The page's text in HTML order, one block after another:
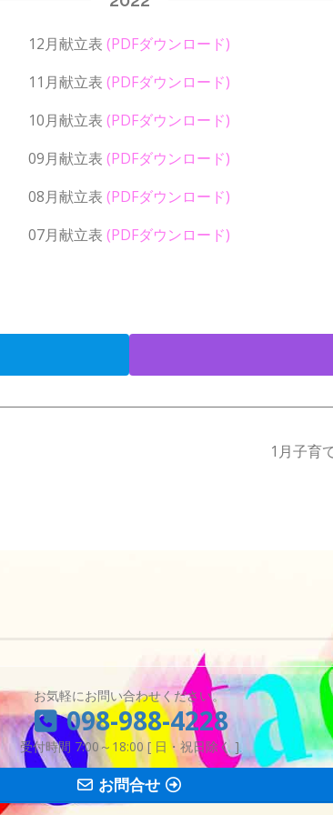
12月献立表 (PDFダウンロード)
11月献立表 (PDFダウンロード)
10月献立表 (PDFダウンロード)
09月献立表 (PDFダウンロード)
08月献立表 (PDFダウンロード)
07月献立表 (PDFダウンロード)
1月子育
お気軽にお問い合わせください。
098-988-4228
受付時間 7:00～18:00 [ 日・祝日除く ]
お問合せ